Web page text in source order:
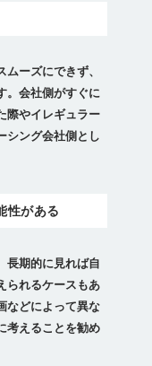
ーズにできず、
。会社側がすぐに
際やイレギュラー
シング会社側とし
性がある
長期的に見れば自
られるケースもあ
などによって異な
考えることを勧め